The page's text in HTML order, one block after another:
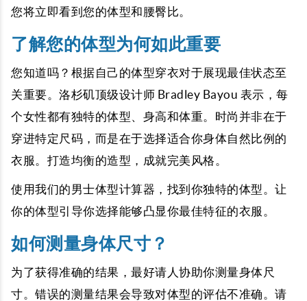
您将立即看到您的体型和腰臀比。
了解您的体型为何如此重要
您知道吗？根据自己的体型穿衣对于展现最佳状态至
关重要。洛杉矶顶级设计师 Bradley Bayou 表示，每
个女性都有独特的体型、身高和体重。时尚并非在于
穿进特定尺码，而是在于选择适合你身体自然比例的
衣服。打造均衡的造型，成就完美风格。
使用我们的男士体型计算器，找到你独特的体型。让
你的体型引导你选择能够凸显你最佳特征的衣服。
如何测量身体尺寸？
为了获得准确的结果，最好请人协助你测量身体尺
寸。错误的测量结果会导致对体型的评估不准确。请